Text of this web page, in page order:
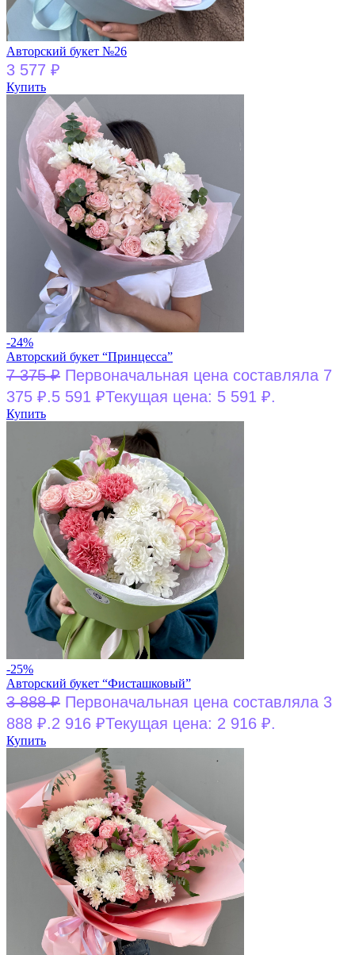
Авторский букет №26
3 577 ₽
Купить
-24%
Авторский букет “Принцесса”
7 375₽ Первоначальная цена составляла 7
375 ₽.5 591 ₽Текущая цена: 5 591 ₽.
Купить
-25%
Авторский букет “Фисташковый”
3 888₽ Первоначальная цена составляла 3
888 ₽.2 916 ₽Текущая цена: 2 916 ₽.
Купить